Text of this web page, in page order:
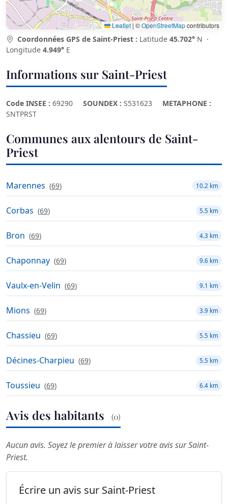
Leaflet|©OpenStreetMapcontributors
Coordonnées GPS de Saint-Priest : Latitude 45.702° N ·
Longitude 4.949° E
Informations sur Saint-Priest
Code INSEE : 69290 SOUNDEX : S531623
METAPHONE :
SNTPRST
Communes aux alentours de Saint-
Priest
Marennes (69) 10.2 km
Corbas (69) 5.5 km
Bron (69) 4.3 km
Chaponnay (69) 9.6 km
Vaulx-en-Velin (69) 9.1 km
Mions (69) 3.9 km
Chassieu (69) 5.5 km
Décines-Charpieu (69) 5.5 km
Toussieu (69) 6.4 km
Avis des habitants (0)
Aucun avis. Soyez le premier à laisser votre avis sur Saint-
Priest.
Écrire un avis sur Saint-Priest